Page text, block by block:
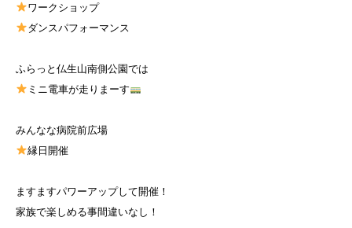
ワークショップ
ダンスパフォーマンス
ふらっと仏生山南側公園では
ミニ電車が走りまーす
みんなな病院前広場
縁日開催
ますますパワーアップして開催！
家族で楽しめる事間違いなし！